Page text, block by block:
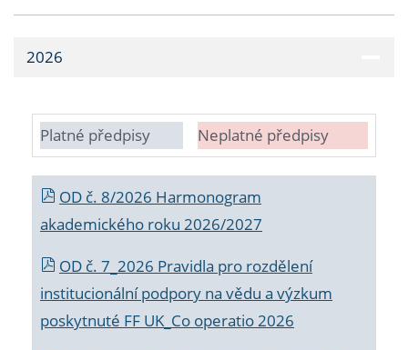
2026
Platné předpisy Neplatné předpisy
OD č. 8/2026 Harmonogram
akademického roku 2026/2027
OD č. 7_2026 Pravidla pro rozdělení
institucionální podpory na vědu a výzkum
poskytnuté FF UK_Co operatio 2026